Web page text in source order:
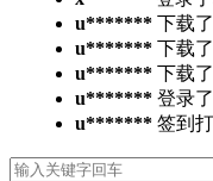
u******* 下载
u******* 下载
u******* 下载
u******* 登录
u******* 签到